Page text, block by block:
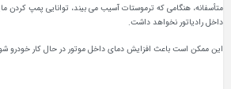
متأسفانه، هنگامی که ترموستات آسیب می بیند، توانایی پمپ کردن
داخل رادیاتور نخواهد داشت.
این ممکن است باعث افزایش دمای داخل موتور در حال کار خودرو